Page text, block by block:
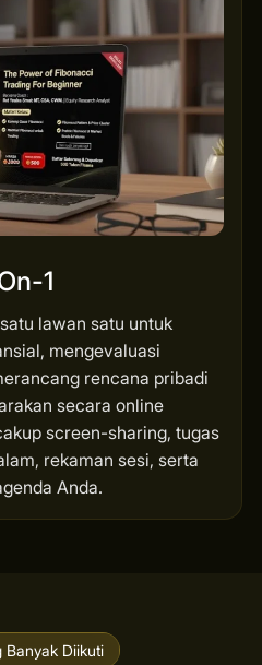
1
lawan satu untuk
mengevaluasi
rencana pribadi
secara online
screen-sharing, tugas
rekaman sesi, serta
Anda.
Banyak Diikuti